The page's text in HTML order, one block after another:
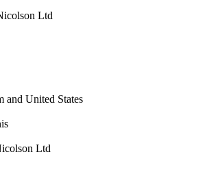
Ltd
and United States
Ltd